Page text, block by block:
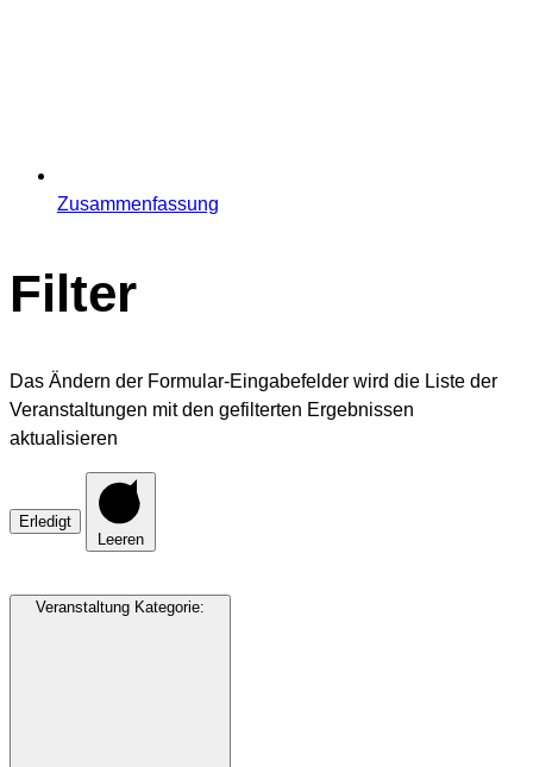
Zusammenfassung
Filter
Das Ändern der Formular-Eingabefelder wird die Liste der
Veranstaltungen mit den gefilterten Ergebnissen
aktualisieren
Erledigt
Leeren
Veranstaltung Kategorie: